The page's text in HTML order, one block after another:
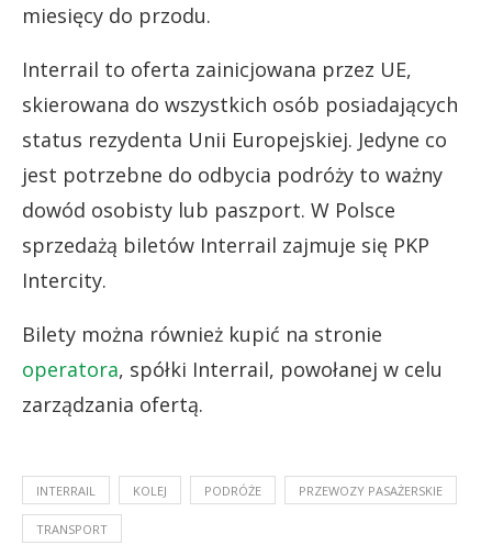
miesięcy do przodu.
Interrail to oferta zainicjowana przez UE,
skierowana do wszystkich osób posiadających
status rezydenta Unii Europejskiej. Jedyne co
jest potrzebne do odbycia podróży to ważny
dowód osobisty lub paszport. W Polsce
sprzedażą biletów Interrail zajmuje się PKP
Intercity.
Bilety można również kupić na stronie
operatora, spółki Interrail, powołanej w celu
zarządzania ofertą.
INTERRAIL KOLEJ PODRÓŻE PRZEWOZY PASAŻERSKIE
TRANSPORT